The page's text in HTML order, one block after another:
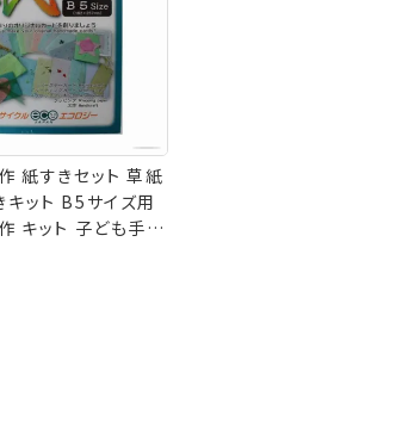
紙すきセット 草紙
ット B5サイズ用
キット 子ども手芸
の山久